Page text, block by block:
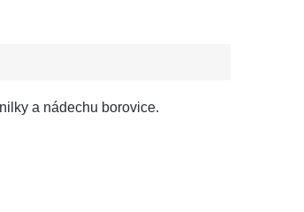
a nádechu borovice.